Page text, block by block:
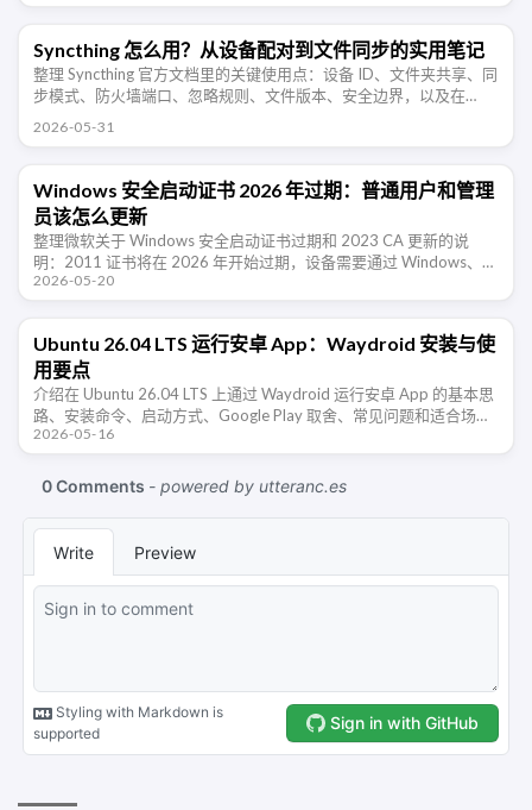
Syncthing 怎么用？从设备配对到文件同步的实用笔记
整理 Syncthing 官方文档里的关键使用点：设备 ID、文件夹共享、同
步模式、防火墙端口、忽略规则、文件版本、安全边界，以及在
2026-05-31
Windows 安全启动证书 2026 年过期：普通用户和管理
员该怎么更新
整理微软关于 Windows 安全启动证书过期和 2023 CA 更新的说
明：2011 证书将在 2026 年开始过期，设备需要通过 Windows、固
件或 OEM 更新迁移到新证书，避免失去后续安全 …
2026-05-20
Ubuntu 26.04 LTS 运行安卓 App：Waydroid 安装与使
用要点
介绍在 Ubuntu 26.04 LTS 上通过 Waydroid 运行安卓 App 的基本思
路、安装命令、启动方式、Google Play 取舍、常见问题和适合场
景。
2026-05-16